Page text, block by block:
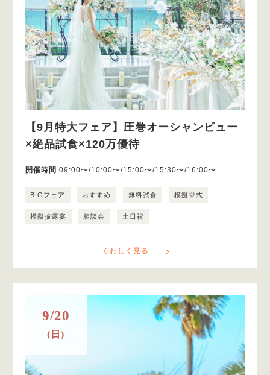
【9月特大フェア】圧巻オーシャンビュー
×絶品試食×120万優待
開催時間 09:00〜/10:00〜/15:00〜/15:30〜/16:00〜
BIGフェア おすすめ 無料試食 模擬挙式
模擬披露宴 相談会 土日祝
くわしく見る
9/20
(日)